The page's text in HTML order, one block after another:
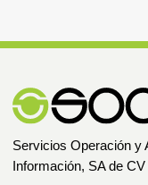
Servicios Operación y
Información, SA de CV